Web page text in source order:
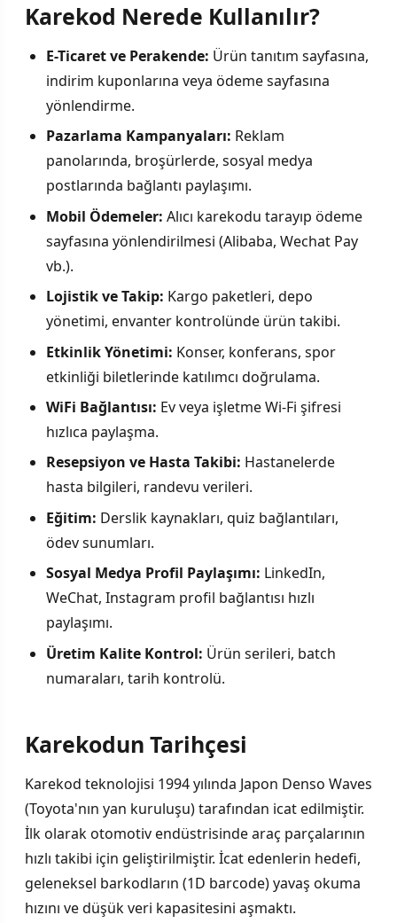
Karekod Nerede Kullanılır?
E-Ticaret ve Perakende: Ürün tanıtım sayfasına,
indirim kuponlarına veya ödeme sayfasına
yönlendirme.
Pazarlama Kampanyaları: Reklam
panolarında, broşürlerde, sosyal medya
postlarında bağlantı paylaşımı.
Mobil Ödemeler: Alıcı karekodu tarayıp ödeme
sayfasına yönlendirilmesi (Alibaba, Wechat Pay
vb.).
Lojistik ve Takip: Kargo paketleri, depo
yönetimi, envanter kontrolünde ürün takibi.
Etkinlik Yönetimi: Konser, konferans, spor
etkinliği biletlerinde katılımcı doğrulama.
WiFi Bağlantısı: Ev veya işletme Wi-Fi şifresi
hızlıca paylaşma.
Resepsiyon ve Hasta Takibi: Hastanelerde
hasta bilgileri, randevu verileri.
Eğitim: Derslik kaynakları, quiz bağlantıları,
ödev sunumları.
Sosyal Medya Profil Paylaşımı: LinkedIn,
WeChat, Instagram profil bağlantısı hızlı
paylaşımı.
Üretim Kalite Kontrol: Ürün serileri, batch
numaraları, tarih kontrolü.
Karekodun Tarihçesi
Karekod teknolojisi 1994 yılında Japon Denso Waves
(Toyota'nın yan kuruluşu) tarafından icat edilmiştir.
İlk olarak otomotiv endüstrisinde araç parçalarının
hızlı takibi için geliştirilmiştir. İcat edenlerin hedefi,
geleneksel barkodların (1D barcode) yavaş okuma
hızını ve düşük veri kapasitesini aşmaktı.